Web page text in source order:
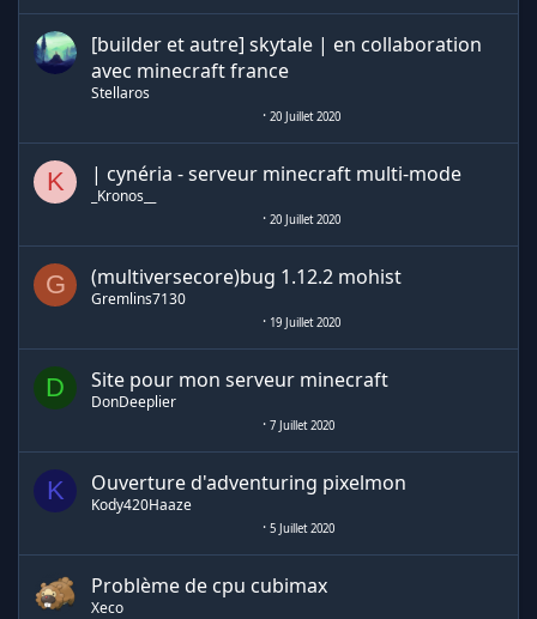
[builder et autre] skytale | en collaboration
avec minecraft france
Stellaros
20 Juillet 2020
K | cynéria - serveur minecraft multi-mode
_Kronos__
20 Juillet 2020
G (multiversecore)bug 1.12.2 mohist
Gremlins7130
19 Juillet 2020
D Site pour mon serveur minecraft
DonDeeplier
7 Juillet 2020
K Ouverture d'adventuring pixelmon
Kody420Haaze
5 Juillet 2020
Problème de cpu cubimax
Xeco